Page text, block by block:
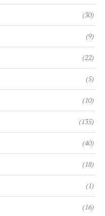
(30)
(9)
(22)
(5)
(10)
(135)
(40)
(18)
(1)
(16)